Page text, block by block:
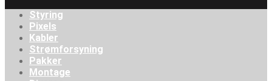
Styring
Pixels
Kabler
Strømforsyning
Pakker
Montage